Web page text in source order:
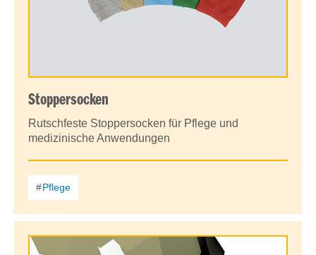
Stoppersocken
Rutschfeste Stoppersocken für Pflege und
medizinische Anwendungen
Pflege